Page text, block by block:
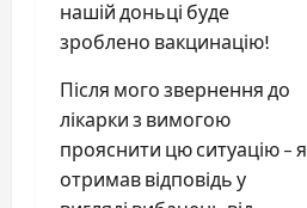
нашій доньці буде
зроблено вакцинацію!
Після мого звернення до
лікарки з вимогою
прояснити цю ситуацію – я
отримав відповідь у